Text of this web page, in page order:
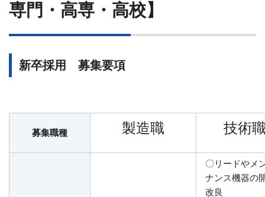
専門・高専・高校】
新卒採用 募集要項
募集職種 製造職 技術
〇リードやメ
ナンス機器の
改良